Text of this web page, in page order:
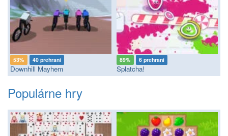
53% 40 prehraní
Downhill Mayhem
89% 6 prehraní
Splatcha!
Populárne hry